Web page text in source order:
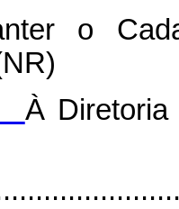
o
À Diretoria